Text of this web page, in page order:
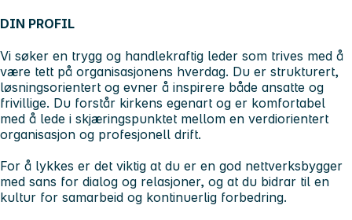
DIN PROFIL
Vi søker en trygg og handlekraftig leder som trives med å
være tett på organisasjonens hverdag. Du er strukturert,
løsningsorientert og evner å inspirere både ansatte og
frivillige. Du forstår kirkens egenart og er komfortabel
med å lede i skjæringspunktet mellom en verdiorientert
organisasjon og profesjonell drift.
For å lykkes er det viktig at du er en god nettverksbygger
med sans for dialog og relasjoner, og at du bidrar til en
kultur for samarbeid og kontinuerlig forbedring.